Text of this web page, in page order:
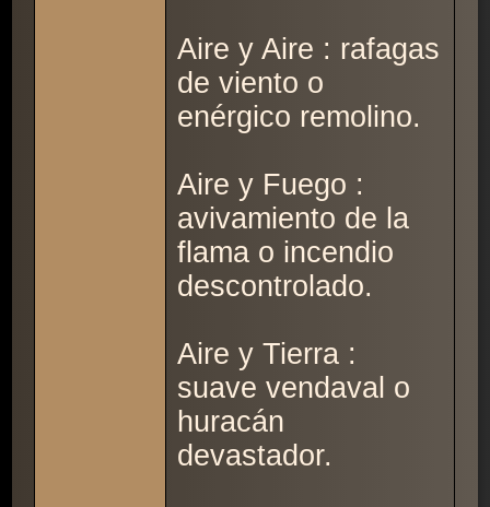
Aire y Aire : rafagas
de viento o
enérgico remolino.
Aire y Fuego :
avivamiento de la
flama o incendio
descontrolado.
Aire y Tierra :
suave vendaval o
huracán
devastador.